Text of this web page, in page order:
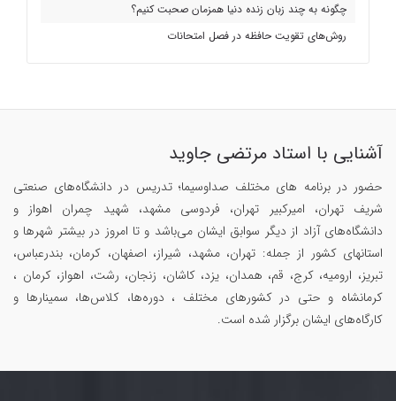
چگونه به چند زبان زنده دنیا همزمان صحبت کنیم؟
روش‌های تقویت حافظه در فصل امتحانات
آشنایی با استاد مرتضی جاوید
حضور در برنامه های مختلف صداوسیما؛ تدریس در دانشگاه‌های صنعتی
شریف تهران، امیرکبیر تهران، فردوسی مشهد، شهید چمران اهواز و
دانشگاه‌های آزاد از دیگر سوابق ایشان می‌باشد و تا امروز در بیشتر شهرها و
استانهای کشور از جمله: تهران، مشهد، شیراز، اصفهان، کرمان، بندرعباس،
تبریز، ارومیه، کرج، قم، همدان، یزد، کاشان، زنجان، رشت، اهواز، کرمان ،
کرمانشاه و حتی در کشورهای مختلف ، دوره‌ها، کلاس‌ها، سمینار‌ها و
کارگاه‌های ایشان برگزار شده است.